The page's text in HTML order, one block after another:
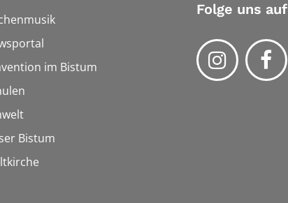
im Bistum
Bistum
Folge uns auf